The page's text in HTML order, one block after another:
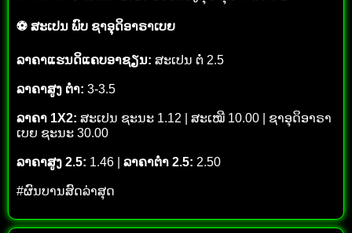
⚽ ສະເປນ ພົບ ຊາອຸດິອາຣາເບຍ
ລາຄາແຮນດິແຄບອາຊຽນ: ສະເປນ ຕໍ່ 2.5
ລາຄາສູງ ຕ່ຳ: 3-3.5
ລາຄາ 1X2: ສະເປນ ຊະນະ 1.12 | ສະເໝີ 10.00 | ຊາອຸດິອາຣາ
ເບຍ ຊະນະ 30.00
ລາຄາສູງ 2.5: 1.46 | ລາຄາຕ່ຳ 2.5: 2.50
#ຜົນບານສົດລ່າສຸດ